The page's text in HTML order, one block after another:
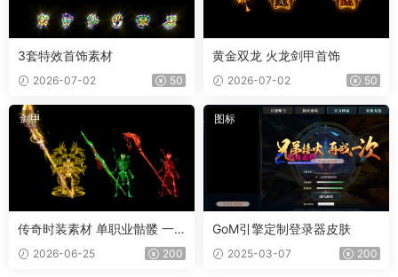
3套特效首饰素材
2026-07-02 50
黄金双龙 火龙剑甲首饰
2026-07-02 50
剑甲
传奇时装素材 单职业骷髅 一
体时装
2026-06-25 200
图标
GoM引擎定制登录器皮肤
2025-03-07 200